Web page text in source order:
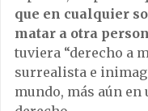
que en cualquier
matar a otra
tuviera “derecho a
surrealista e
mundo, más aún en